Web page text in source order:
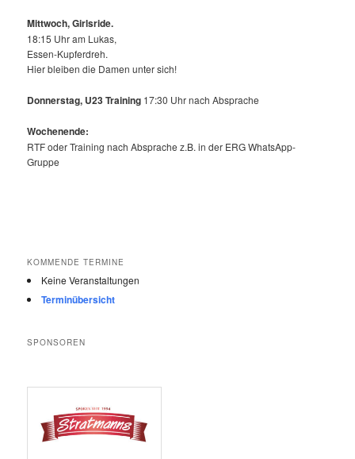
Mittwoch,Girlsride.
18:15 Uhr am Lukas,
Essen-Kupferdreh.
Hier bleiben die Damen unter sich!
Donnerstag, U23 Training 17:30 Uhr nach Absprache
Wochenende:
RTF oder Training nach Absprache z.B. in der ERG WhatsApp-
Gruppe
KOMMENDE TERMINE
Keine Veranstaltungen
Terminübersicht
SPONSOREN